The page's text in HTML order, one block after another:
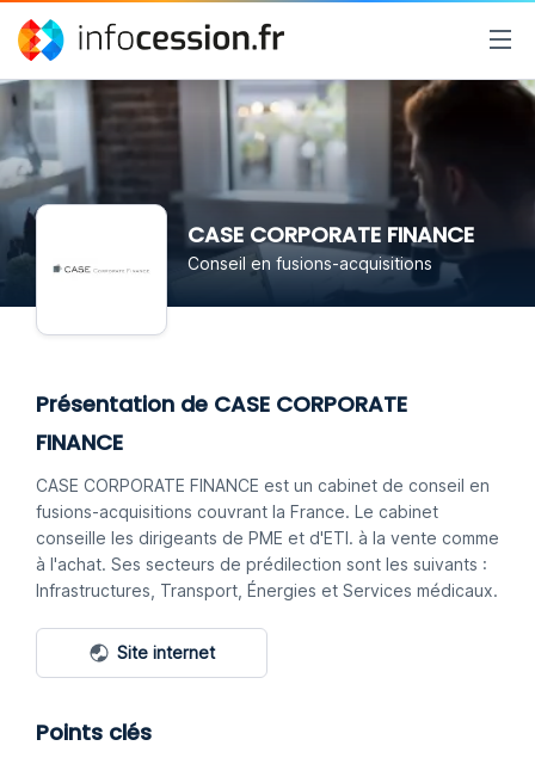
CASE CORPORATE FINANCE
Conseil en fusions-acquisitions
Présentation de CASE CORPORATE
FINANCE
CASE CORPORATE FINANCE est un cabinet de conseil en
fusions-acquisitions couvrant la France. Le cabinet
conseille les dirigeants de PME et d'ETI. à la vente comme
à l'achat. Ses secteurs de prédilection sont les suivants :
Infrastructures, Transport, Énergies et Services médicaux.
Site internet
Points clés